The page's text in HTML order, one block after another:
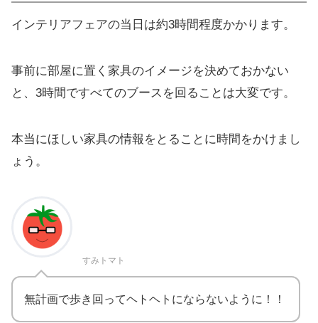
インテリアフェアの当日は約3時間程度かかります。
事前に部屋に置く家具のイメージを決めておかない
と、3時間ですべてのブースを回ることは大変です。
本当にほしい家具の情報をとることに時間をかけまし
ょう。
すみトマト
無計画で歩き回ってヘトヘトにならないように！！